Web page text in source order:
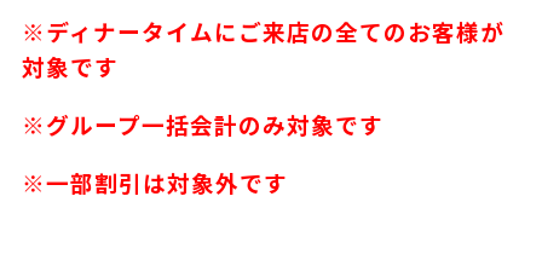
※ディナータイムにご来店の全てのお客様が
対象です
※グループ一括会計のみ対象です
※一部割引は対象外です